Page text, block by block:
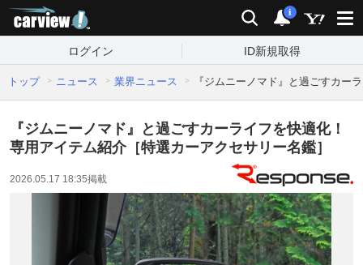
検索 通知
i
ログイン ID新規取得
トップ ニュース 業界ニュース 『ジムニーノマド』と過ごすカー
『ジムニーノマド』と過ごすカーライフを快適化！
専用アイテム紹介［特選カーアクセサリー名鑑］
2026.05.17 18:35掲載